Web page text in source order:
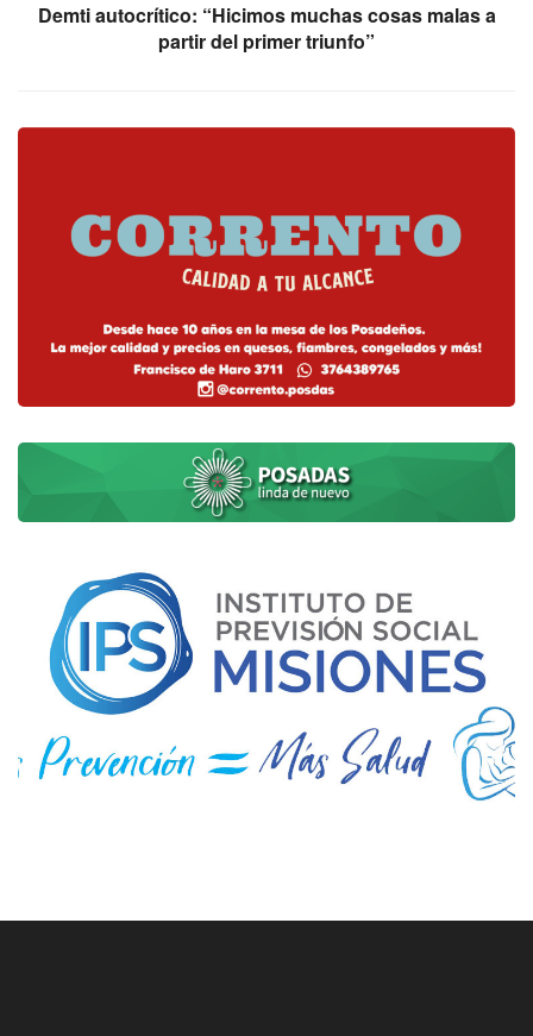
Demti autocrítico: “Hicimos muchas cosas malas a
partir del primer triunfo”